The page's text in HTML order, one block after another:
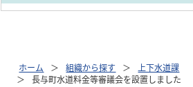
ホーム 組織から探す
上下水道課
長与町水道料金等審議会を設置しました